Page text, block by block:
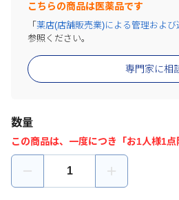
こちらの商品は医薬品です
専門家に相
「 薬店(店舗販売業)による管理およ
参照ください。
数量
この商品は、一度につき「お1人様1点